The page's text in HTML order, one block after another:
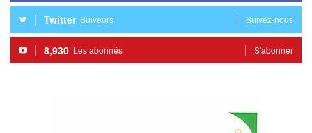
Twitter Suiveurs Suivez-nous
8,930 Les abonnés S'abonner